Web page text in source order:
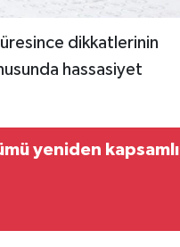
dikkatlerinin
hassasiyet
yeniden kapsamlı